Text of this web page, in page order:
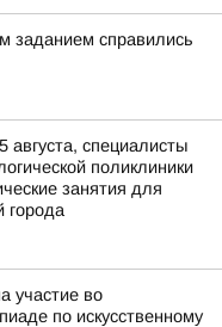
заданием справились
августа, специалисты
поликлиники
занятия для
города
участие во
по искусственному